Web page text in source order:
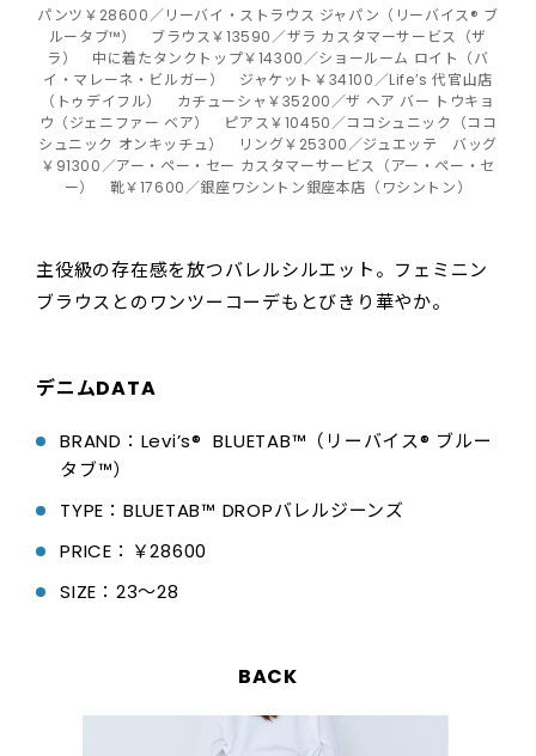
パンツ￥28600／リーバイ・ストラウス ジャパン（リーバイス® ブ
ルータブ™） ブラウス￥13590／ザラ カスタマーサービス（ザ
ラ） 中に着たタンクトップ￥14300／ショールーム ロイト（バ
イ・マレーネ・ビルガー） ジャケット￥34100／Life’s 代官山店
（トゥデイフル） カチューシャ￥35200／ザ ヘア バー トウキョ
ウ（ジェニファー ベア） ピアス￥10450／ココシュニック（ココ
シュニック オンキッチュ） リング￥25300／ジュエッテ バッグ
￥91300／アー・ペー・セー カスタマーサービス（アー・ペー・セ
ー） 靴￥17600／銀座ワシントン銀座本店（ワシントン）
主役級の存在感を放つバレルシルエット。フェミニン
ブラウスとのワンツーコーデもとびきり華やか。
デニムDATA
BRAND：Levi’s® BLUETAB™（リーバイス® ブルー
タブ™）
TYPE：BLUETAB™ DROPバレルジーンズ
PRICE：￥28600
SIZE：23〜28
BACK